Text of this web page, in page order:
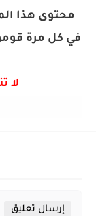
محتوى هذا
في كل مرة
لا
إرسال تعليق